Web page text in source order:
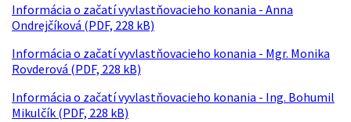
Informácia o začatí vyvlastňovacieho konania - Anna
Ondrejčíková (PDF, 228 kB)
Informácia o začatí vyvlastňovacieho konania - Mgr. Monika
Rovderová (PDF, 228 kB)
Informácia o začatí vyvlastňovacieho konania - Ing. Bohumil
Mikulčík (PDF, 228 kB)